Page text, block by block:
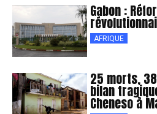
Gabon :
AFRIQUE
25 morts,
bilan
Cheneso à